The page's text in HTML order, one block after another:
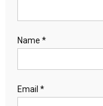
Name *
Email *